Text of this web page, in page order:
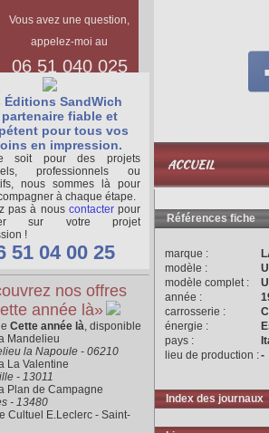
ACCUEIL
Vous avez une question,
appelez-moi au
06 51 040 025
Références fiche
marque :
modèle :
modèle complet :
année :
carrosserie :
énergie :
pays :
lieu de production :-
Index des journaux
Éditions SandWich
fiable et
pour tous vos
en impression.
soit pour des projets
professionnels ou
nous sommes là pour
à chaque étape.
pas à nous contacterpour
sur votre projet
!
51 04 00 25
nos offres
année là»
Cette année là, disponible
Mandelieu
la Napoule - 06210
La Valentine
- 13011
Plan de Campagne
- 13480
Cultuel E.Leclerc - Saint-